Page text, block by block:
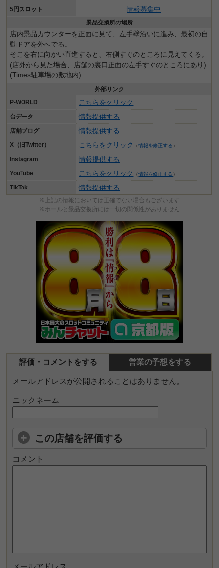
5円スロット 情報募集中
景品交換所の場所
店内景品カウンターを正面に見て、左手壁沿いに進み、最初の自
動ドアを外へでる。
そこを右に向かい直進すると、右側すぐのところに見えてくる。
(店外から見た場合、店舗の裏口正面の左手すぐのところにあり)
(Times駐車場の敷地内)
外部リンク
P-WORLD
こちらをクリック
台データ 情報提供する
店舗ブログ 情報提供する
X（旧Twitter） こちらをクリック （情報を修正する ）
Instagram 情報提供する
YouTube こちらをクリック （情報を修正する ）
TikTok 情報提供する
※上記の情報においては正確でない場合もございます
※ホールと景品交換所には一切の関係性がありません
評価・コメントをする 営業の予想をする
メールアドレスが公開されることはありません。
ニックネーム
この店舗を評価する
コメント